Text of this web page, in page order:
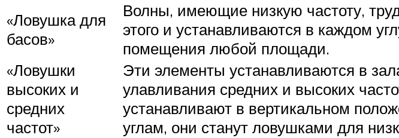
«Ловушка для
басов»
Волны, имеющие низкую частоту,
этого и устанавливаются в каждом
помещения любой площади.
«Ловушки
высоких и
средних
частот»
Эти элементы устанавливаются в
улавливания средних и высоких
устанавливают в вертикальном
углам, они станут ловушками для